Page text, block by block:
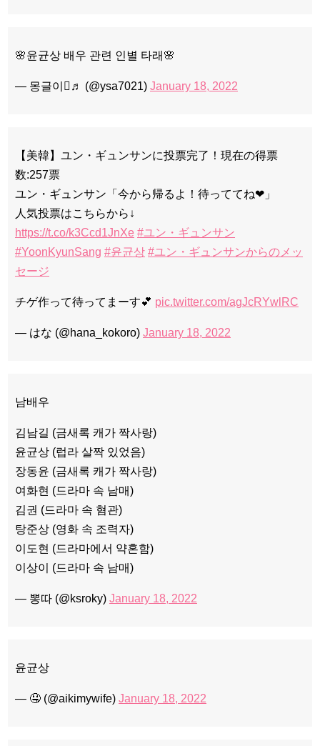
🌸윤균상 배우 관련 인별 타래🌸
— 몽글이♬ (@ysa7021) January 18, 2022
【美韓】ユン・ギュンサンに投票完了！現在の得票
数:257票
ユン・ギュンサン「今から帰るよ！待っててね❤」
人気投票はこちらから↓
https://t.co/k3Ccd1JnXe #ユン・ギュンサン
#YoonKyunSang #윤균상 #ユン・ギュンサンからのメッ
セージ
チゲ作って待ってまーす💕 pic.twitter.com/agJcRYwlRC
— はな (@hana_kokoro) January 18, 2022
남배우
김남길 (금새록 캐가 짝사랑)
윤균상 (럽라 살짝 있었음)
장동윤 (금새록 캐가 짝사랑)
여화현 (드라마 속 남매)
김권 (드라마 속 혐관)
탕준상 (영화 속 조력자)
이도현 (드라마에서 약혼함)
이상이 (드라마 속 남매)
— 뽕따 (@ksroky) January 18, 2022
윤균상
— 🤤 (@aikimywife) January 18, 2022